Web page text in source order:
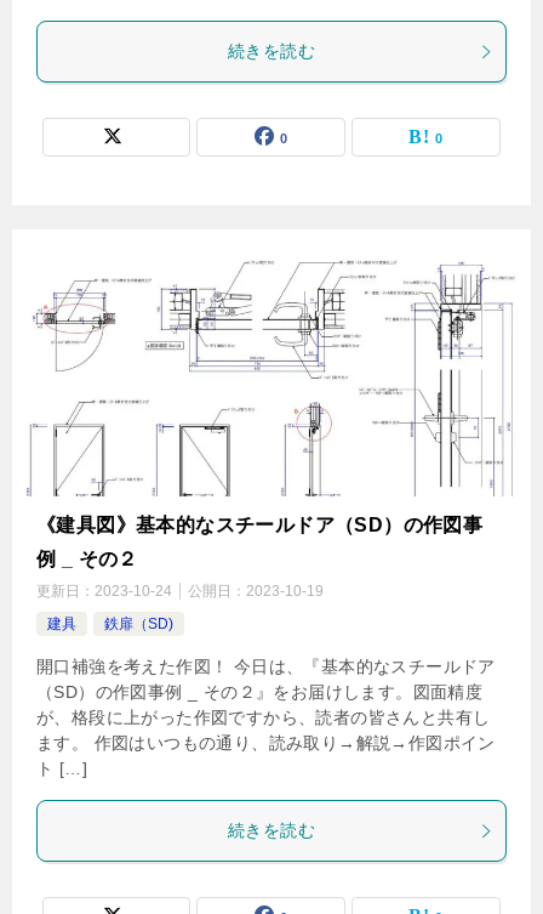
続きを読む
0 0
《建具図》基本的なスチールドア（SD）の作図事
例 _ その２
更新日： 2023-10-24 公開日： 2023-10-19
建具
鉄扉（SD)
開口補強を考えた作図！ 今日は、『基本的なスチールドア
（SD）の作図事例 _ その２』をお届けします。図面精度
が、格段に上がった作図ですから、読者の皆さんと共有し
ます。 作図はいつもの通り、読み取り→解説→作図ポイン
ト […]
続きを読む